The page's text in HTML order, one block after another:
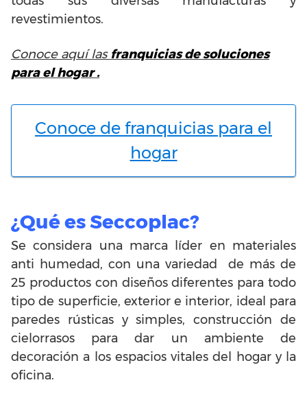
revestimientos.
Conoce aquí las franquicias de soluciones
para el hogar .
Conoce de franquicias para el
hogar
¿Qué es Seccoplac?
Se considera una marca líder en materiales
anti humedad, con una variedad de más de
25 productos con diseños diferentes para todo
tipo de superficie, exterior e interior, ideal para
paredes rústicas y simples, construcción de
cielorrasos para dar un ambiente de
decoración a los espacios vitales del hogar y la
oficina.